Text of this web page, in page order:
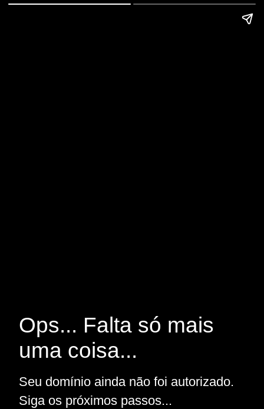
Ops... Falta só mais
uma coisa...
Seu domínio ainda não foi autorizado.
Siga os próximos passos...